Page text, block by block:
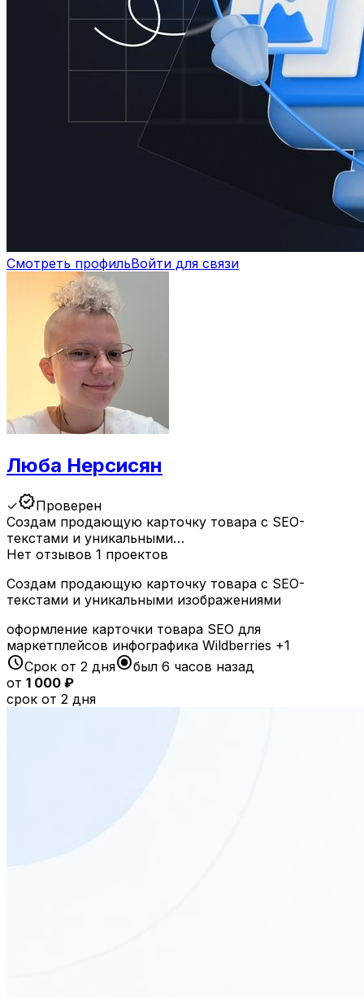
Смотреть профильВойти для связи
Люба Нерсисян
✓verifiedПроверен
Создам продающую карточку товара с SEO-
текстами и уникальными…
Нет отзывов 1 проектов
Создам продающую карточку товара с SEO-
текстами и уникальными изображениями
оформление карточки товара SEO для
маркетплейсов инфографика Wildberries +1
scheduleСрок от 2 дняradio_button_checkedбыл 6 часов назад
от 1 000 ₽
срок от 2 дня